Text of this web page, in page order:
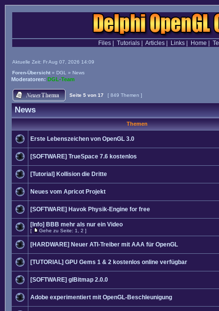
Files| Tutorials| Articles| Links| Home
Aktuelle Zeit: Fr Aug 07, 2026 14:09
Foren-Übersicht » DGL » News
Moderatoren: DGL-Team
Seite 5 von 17 [ 849 Themen ]
News
Themen
Erste Lebenszeichen von OpenGL 3.0
[SOFTWARE] TrueSpace 7.6 kostenlos
[Tutorial] Kollision die Dritte
Neues vom Apricot Projekt
[SOFTWARE] Havok Physik-Engine for free
[Info] BBB mehr als nur ein Video
[ Gehe zu Seite: 1 2 ]
[HARDWARE] Neuer ATI-Treiber mit AAA für OpenGL
[TUTORIAL] GPU Gems 1 & 2 kostenlos online verfügbar
[SOFTWARE] glBitmap 2.0.0
Adobe experimentiert mit OpenGL-Beschleunigung